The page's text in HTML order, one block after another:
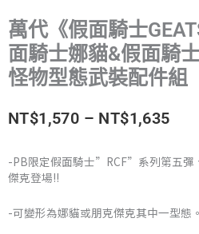
萬代《假面騎士
面騎士娜貓&假面騎
怪物型態武裝配件組
NT$1,570 – NT$1,635價
圍：
-PB限定假面騎士”RCF”系列第五彈
傑克登場!!
-可變形為娜貓或朋克傑克其中一型態。